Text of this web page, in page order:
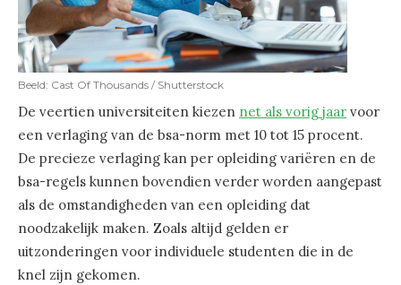
Beeld: Cast Of Thousands / Shutterstock
De veertien universiteiten kiezen net als vorig jaar voor
een verlaging van de bsa-norm met 10 tot 15 procent.
De precieze verlaging kan per opleiding variëren en de
bsa-regels kunnen bovendien verder worden aangepast
als de omstandigheden van een opleiding dat
noodzakelijk maken. Zoals altijd gelden er
uitzonderingen voor individuele studenten die in de
knel zijn gekomen.